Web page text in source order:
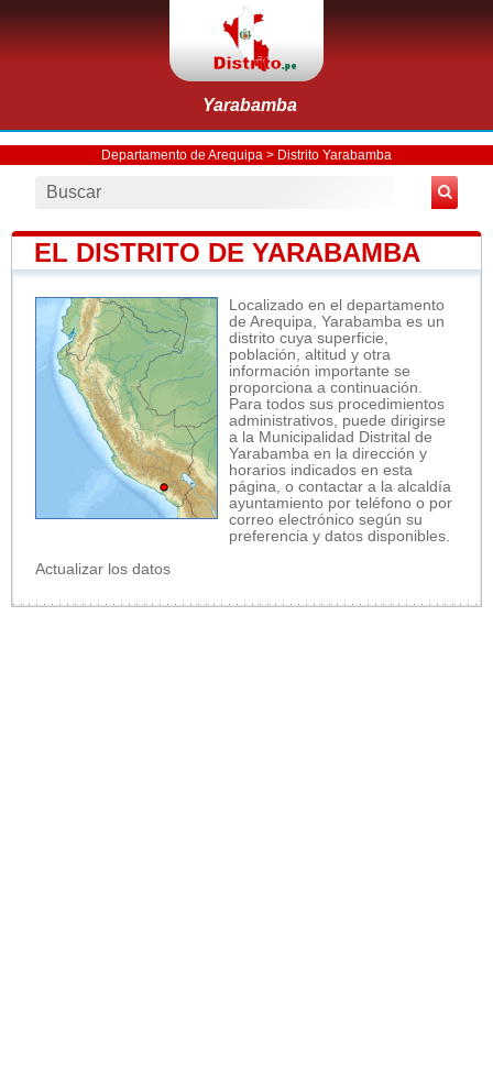
Yarabamba
Departamento de Arequipa > Distrito Yarabamba
EL DISTRITO DE YARABAMBA
Localizado en el departamento
de Arequipa, Yarabamba es un
distrito cuya superficie,
población, altitud y otra
información importante se
proporciona a continuación.
Para todos sus procedimientos
administrativos, puede dirigirse
a la Municipalidad Distrital de
Yarabamba en la dirección y
horarios indicados en esta
página, o contactar a la alcaldía
ayuntamiento por teléfono o por
correo electrónico según su
preferencia y datos disponibles.
Actualizar los datos